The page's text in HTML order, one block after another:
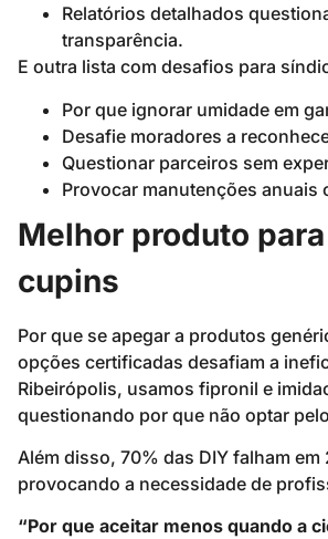
Relatórios detalhados
transparência.
E outra lista com desafios para
Por que ignorar umidade em
Desafie moradores a
Questionar parceiros sem
Provocar manutenções anuais
Melhor produto
cupins
Por que se apegar a produtos
opções certificadas desafiam a
Ribeirópolis, usamos fipronil e
questionando por que não optar
Além disso, 70% das DIY falham em
provocando a necessidade de
“Por que aceitar menos quando a